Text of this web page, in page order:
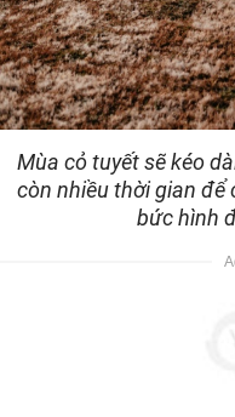
Mùa cỏ tuyết sẽ kéo
còn nhiều thời gian
bức hình